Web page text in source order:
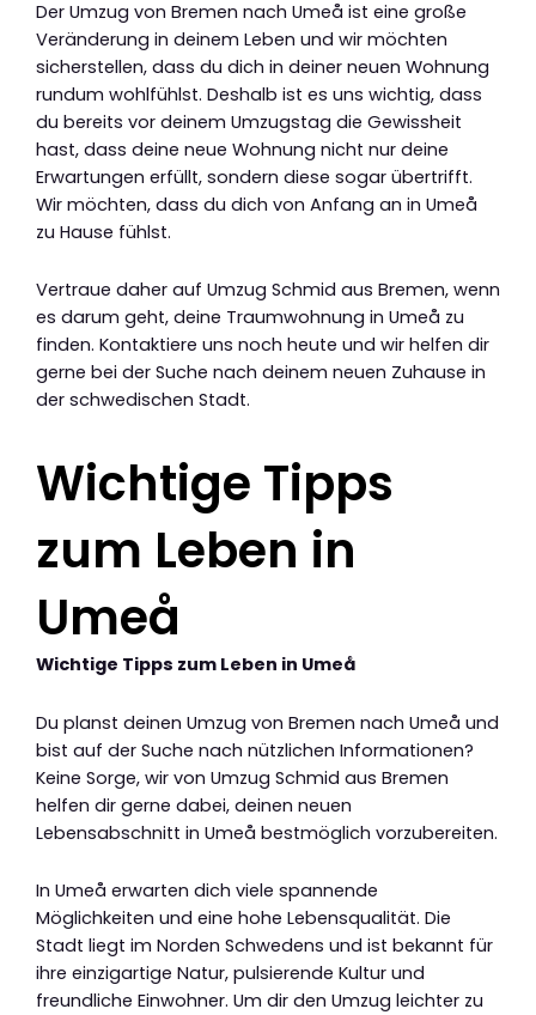
Der Umzug von Bremen nach Umeå ist eine große
Veränderung in deinem Leben und wir möchten
sicherstellen, dass du dich in deiner neuen Wohnung
rundum wohlfühlst. Deshalb ist es uns wichtig, dass
du bereits vor deinem Umzugstag die Gewissheit
hast, dass deine neue Wohnung nicht nur deine
Erwartungen erfüllt, sondern diese sogar übertrifft.
Wir möchten, dass du dich von Anfang an in Umeå
zu Hause fühlst.
Vertraue daher auf Umzug Schmid aus Bremen, wenn
es darum geht, deine Traumwohnung in Umeå zu
finden. Kontaktiere uns noch heute und wir helfen dir
gerne bei der Suche nach deinem neuen Zuhause in
der schwedischen Stadt.
Wichtige Tipps
zum Leben in
Umeå
Wichtige Tipps zum Leben in Umeå
Du planst deinen Umzug von Bremen nach Umeå und
bist auf der Suche nach nützlichen Informationen?
Keine Sorge, wir von Umzug Schmid aus Bremen
helfen dir gerne dabei, deinen neuen
Lebensabschnitt in Umeå bestmöglich vorzubereiten.
In Umeå erwarten dich viele spannende
Möglichkeiten und eine hohe Lebensqualität. Die
Stadt liegt im Norden Schwedens und ist bekannt für
ihre einzigartige Natur, pulsierende Kultur und
freundliche Einwohner. Um dir den Umzug leichter zu